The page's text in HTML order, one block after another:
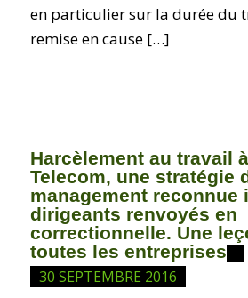
en particulier sur la durée du
remise en cause […]
Harcèlement au travail
Telecom, une stratégie
management reconnue
dirigeants renvoyés en
correctionnelle. Une
toutes les entreprises
30 SEPTEMBRE 2016